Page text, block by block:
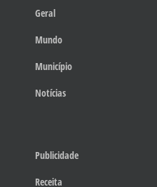
Geral
Mundo
Município
Notícias
Publicidade
Receita